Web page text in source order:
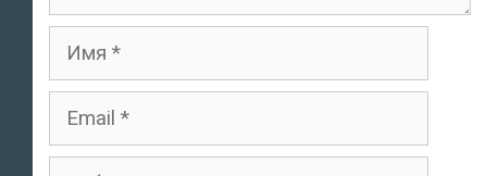
Имя
Email
Вебсайт